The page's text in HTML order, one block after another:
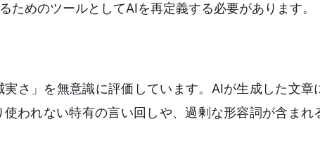
めのツールとしてAIを再定義する必要があります。
さ」を無意識に評価しています。AIが生成した文章
われない特有の言い回しや、過剰な形容詞が含まれ